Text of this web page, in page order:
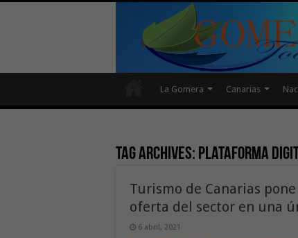
La Gomera Canarias
Tag Archives: plataforma
Turismo de Canarias
oferta del sector en una
6 abril, 2021